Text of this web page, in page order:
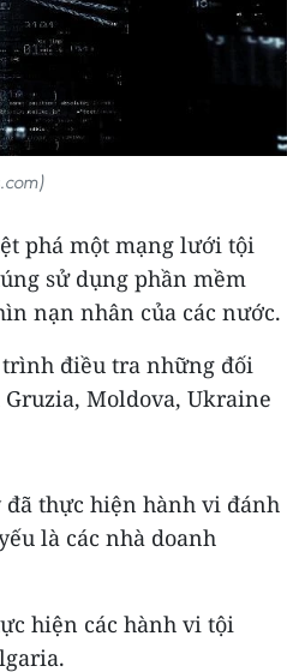
phá một mạng lưới tội
sử dụng phần mềm
nạn nhân của các nước.
trình điều tra những đối
Moldova, Ukraine
thực hiện hành vi đánh
là các nhà doanh
hiện các hành vi tội